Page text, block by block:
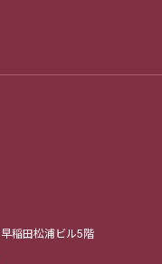
早稲田松浦ビル5階